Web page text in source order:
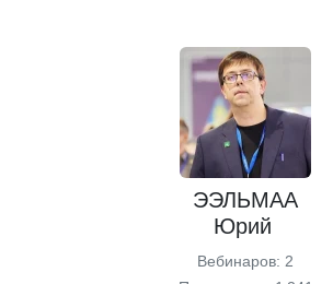
ЭЭЛЬМАА
Юрий
Вебинаров: 2